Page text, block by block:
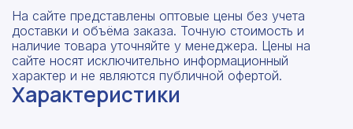
На сайте представлены оптовые цены без учета
доставки и объёма заказа. Точную стоимость и
наличие товара уточняйте у менеджера. Цены на
сайте носят исключительно информационный
характер и не являются публичной офертой.
Характеристики